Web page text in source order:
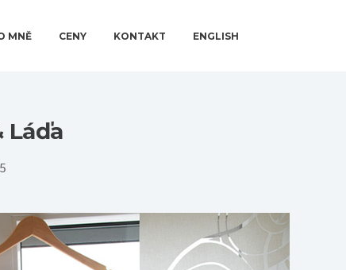
MNĚ CENY KONTAKT ENGLISH
Láďa